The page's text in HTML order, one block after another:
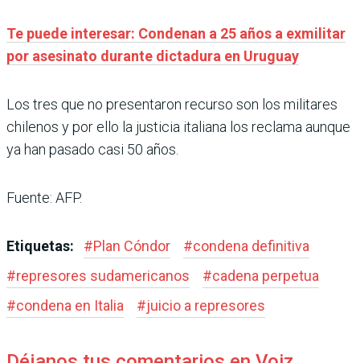
Te puede interesar: Condenan a 25 años a exmilitar
por asesinato durante dictadura en Uruguay
Los tres que no presentaron recurso son los militares
chilenos y por ello la justicia italiana los reclama aunque
ya han pasado casi 50 años.
Fuente: AFP.
Etiquetas: #Plan Cóndor #condena definitiva
#represores sudamericanos #cadena perpetua
#condena en Italia #juicio a represores